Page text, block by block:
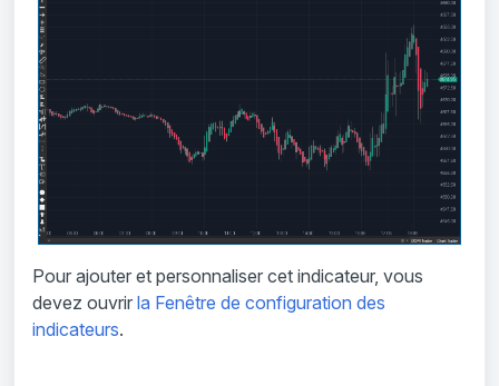
Pour ajouter et personnaliser cet indicateur, vous
devez ouvrir la Fenêtre de configuration des
indicateurs.